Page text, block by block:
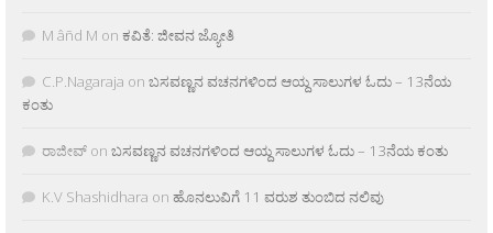
M âñd M on ಕವಿತೆ: ಜೀವನ ಜ್ಯೋತಿ
C.P.Nagaraja on ಬಸವಣ್ಣನ ವಚನಗಳಿಂದ ಆಯ್ದ ಸಾಲುಗಳ ಓದು – 13ನೆಯ
ಕಂತು
ರಾಜೀವ್ on ಬಸವಣ್ಣನ ವಚನಗಳಿಂದ ಆಯ್ದ ಸಾಲುಗಳ ಓದು – 13ನೆಯ ಕಂತು
K.V Shashidhara on ಹೊನಲುವಿಗೆ 11 ವರುಶ ತುಂಬಿದ ನಲಿವು